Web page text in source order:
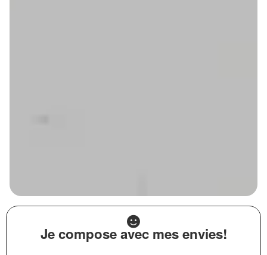
Je compose avec mes envies!